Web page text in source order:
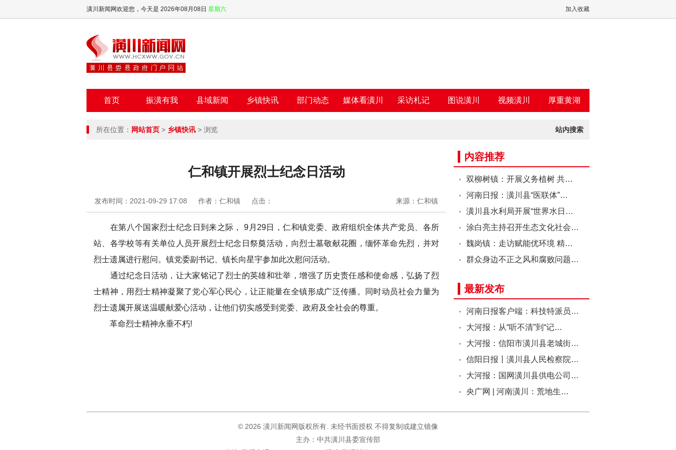
加入收藏
潢川新闻网欢迎您， 今天是 2026年08月08日 星期六
首页 振潢有我 县域新闻 乡镇快讯 部门动态 媒体看潢川 采访札记 图说潢川 视频潢川 厚重黄湖
站内搜索
所在位置： 网站首页 > 乡镇快讯 > 浏览
仁和镇开展烈士纪念日活动
来源：仁和镇
发布时间：2021-09-29 17:08 作者：仁和镇 点击：
在第八个国家烈士纪念日到来之际， 9月29日，仁和镇党委、政府组织全体共产党员、各所
站、各学校等有关单位人员开展烈士纪念日祭奠活动，向烈士墓敬献花圈，缅怀革命先烈，并对
烈士遗属进行慰问。镇党委副书记、镇长向星宇参加此次慰问活动。
通过纪念日活动，让大家铭记了烈士的英雄和壮举，增强了历史责任感和使命感，弘扬了烈
士精神，用烈士精神凝聚了党心军心民心，让正能量在全镇形成广泛传播。同时动员社会力量为
烈士遗属开展送温暖献爱心活动，让他们切实感受到党委、政府及全社会的尊重。
革命烈士精神永垂不朽!
内容推荐
双柳树镇：开展义务植树 共…
河南日报：潢川县“医联体”…
潢川县水利局开展“世界水日…
涂白亮主持召开生态文化社会…
魏岗镇：走访赋能优环境 精…
群众身边不正之风和腐败问题…
最新发布
河南日报客户端：科技特派员…
大河报：从“听不清”到“记…
大河报：信阳市潢川县老城街…
信阳日报丨潢川县人民检察院…
大河报：国网潢川县供电公司…
央广网 | 河南潢川：荒地生…
© 2026 潢川新闻网版权所有. 未经书面授权 不得复制或建立镜像
主办：中共潢川县委宣传部